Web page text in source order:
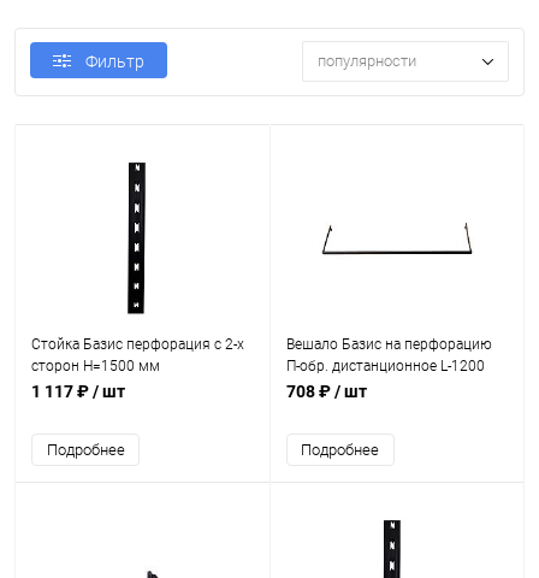
Фильтр популярности
Стойка Базис перфорация с 2-х
сторон H=1500 мм
1 117 ₽/ шт
Подробнее
Вешало Базис на перфорацию
П-обр. дистанционное L-1200
мм
708 ₽/ шт
Подробнее